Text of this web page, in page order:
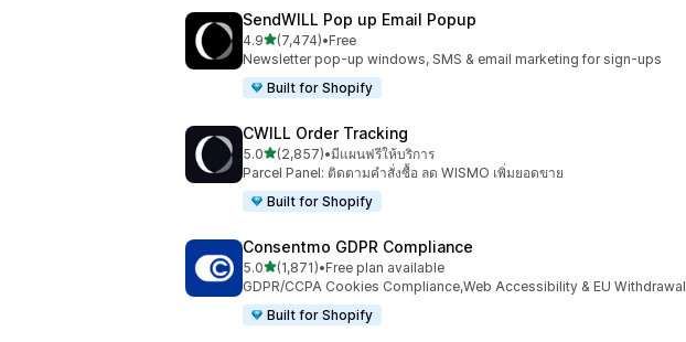
SendWILL Pop up Email Popup
4.9เต็ม 5 ดาว
(7,474)
ทั้งหมด 7474 รีวิว
•Free
Newsletter pop-up windows, SMS & email marketing for sign-ups
Built for Shopify
CWILL Order Tracking
5.0เต็ม 5 ดาว
(2,857)
ทั้งหมด 2857 รีวิว
•มีแผนฟรีให้บริการ
Parcel Panel: ติดตามคำสั่งซื้อ ลด WISMO เพิ่มยอดขาย
Built for Shopify
Consentmo GDPR Compliance
5.0เต็ม 5 ดาว
(1,871)
ทั้งหมด 1871 รีวิว
•Free plan available
GDPR/CCPA Cookies Compliance,Web Accessibility & EU Withdrawal
Built for Shopify